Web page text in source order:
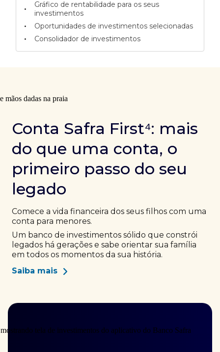
•
Gráfico de rentabilidade para os seus
investimentos
• Oportunidades de investimentos selecionadas
• Consolidador de investimentos
Conta Safra First⁴: mais
do que uma conta, o
primeiro passo do seu
legado
Comece a vida financeira dos seus filhos com uma
conta para menores.
Um banco de investimentos sólido que constrói
legados há gerações e sabe orientar sua família
em todos os momentos da sua história.
Saiba mais